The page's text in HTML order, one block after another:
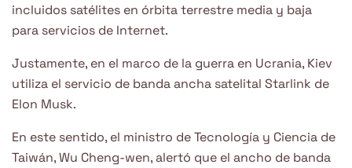
incluidos satélites en órbita terrestre media y baja
para servicios de Internet.
Justamente, en el marco de la guerra en Ucrania, Kiev
utiliza el servicio de banda ancha satelital Starlink de
Elon Musk.
En este sentido, el ministro de Tecnología y Ciencia de
Taiwán, Wu Cheng-wen, alertó que el ancho de banda